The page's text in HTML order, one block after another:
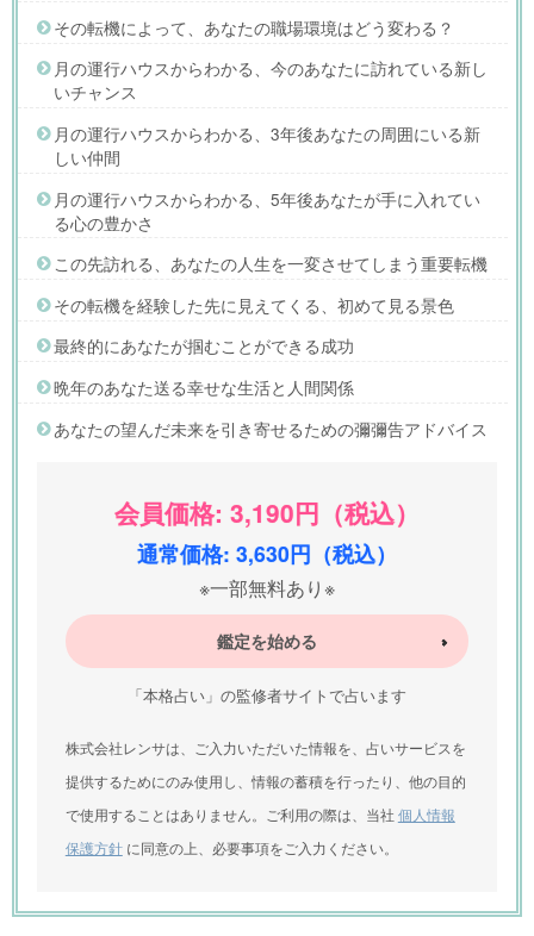
その転機によって、あなたの職場環境はどう変わる？
月の運行ハウスからわかる、今のあなたに訪れている新し
いチャンス
月の運行ハウスからわかる、3年後あなたの周囲にいる新
しい仲間
月の運行ハウスからわかる、5年後あなたが手に入れてい
る心の豊かさ
この先訪れる、あなたの人生を一変させてしまう重要転機
その転機を経験した先に見えてくる、初めて見る景色
最終的にあなたが掴むことができる成功
晩年のあなた送る幸せな生活と人間関係
あなたの望んだ未来を引き寄せるための彌彌告アドバイス
会員価格: 3,190円（税込）
通常価格: 3,630円（税込）
※一部無料あり※
鑑定を始める
「本格占い」の監修者サイトで占います
株式会社レンサは、ご入力いただいた情報を、占いサービスを
提供するためにのみ使用し、情報の蓄積を行ったり、他の目的
で使用することはありません。ご利用の際は、当社 個人情報
保護方針に同意の上、必要事項をご入力ください。